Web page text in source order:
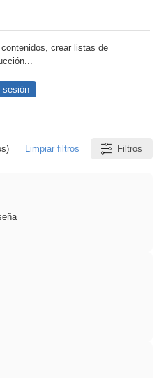
crear listas de
sesión
Limpiar filtros Filtros